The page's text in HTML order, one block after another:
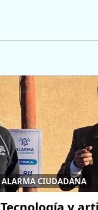
ALARMA CIUDADANA